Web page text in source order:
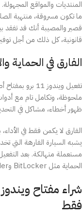
المنتديات والمواقع
قصير والمصيبة أنك قد تفقد
قانونية، كل ذلك من أجل
الفارق في الحماية
تفعيل ويندوز
ملحوظة، وتكامل تام مع
ظهور أخطاء، مشاكل في
الفارق لا يكمن فقط في
يشبه السيارة الفارهة التي
مستعملة متهالكة. بعد
الحماية مثل BitLocker وWindows Defender وWIP.
فقط